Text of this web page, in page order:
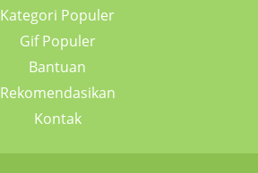
Kategori Populer
Gif Populer
Bantuan
Rekomendasikan
Kontak